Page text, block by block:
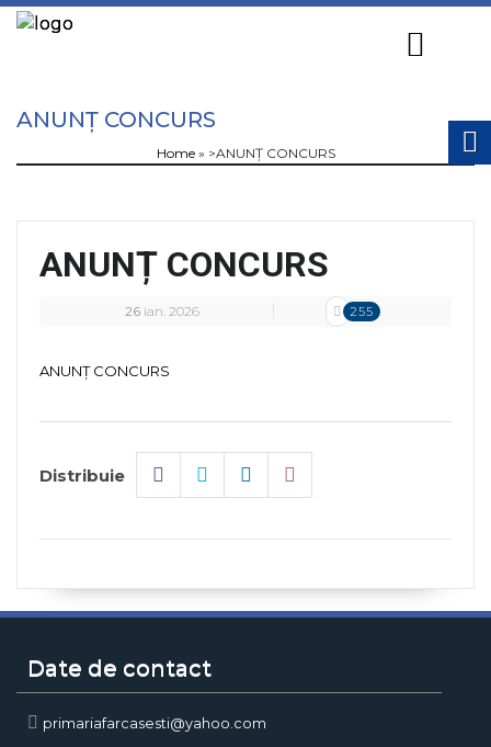
ANUNȚ CONCURS
Home» >ANUNȚ CONCURS
ANUNȚ CONCURS
26ian. 2026 255
ANUNȚ CONCURS
Distribuie
Date de contact
primariafarcasesti@yahoo.com